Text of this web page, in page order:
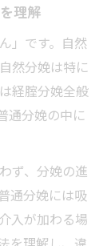
理解
」です。自然
然分娩は特に
経腟分娩全般
通分娩の中に
ず、分娩の進
通分娩には吸
入が加わる場